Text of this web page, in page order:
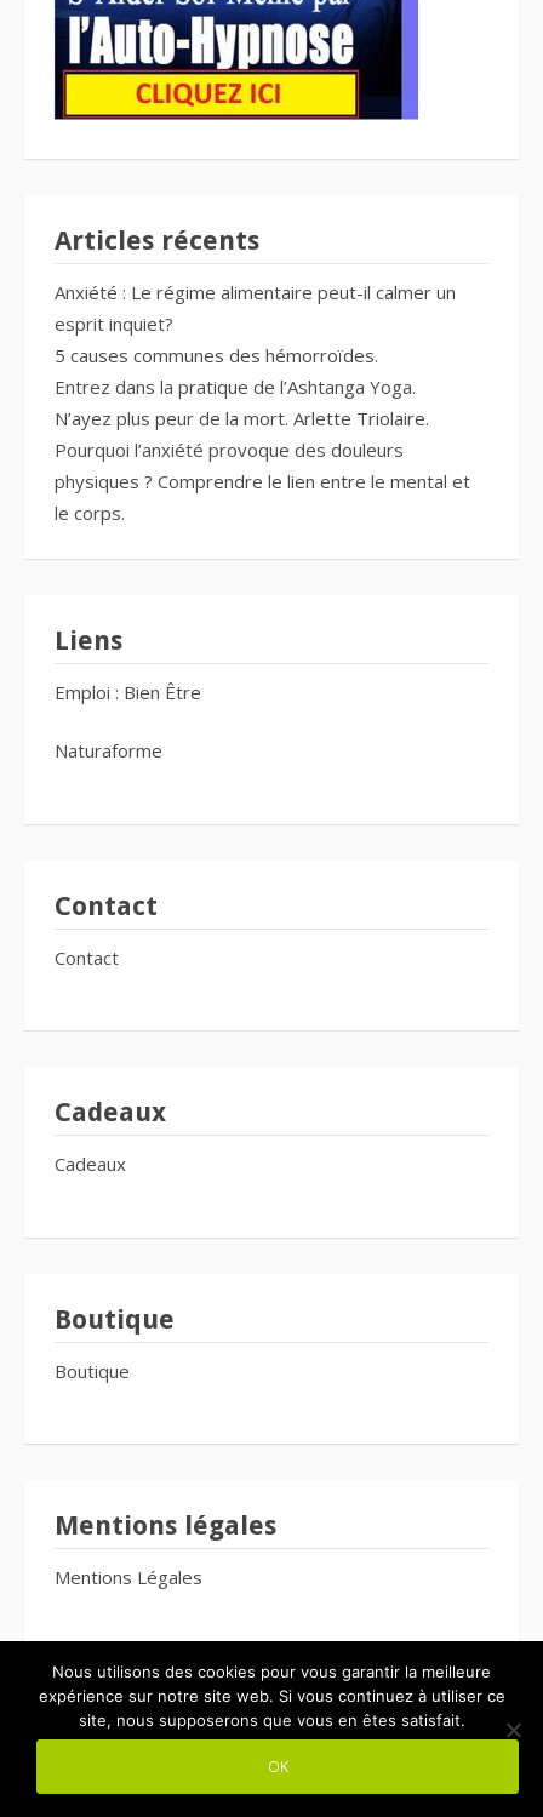
Articles récents
Anxiété : Le régime alimentaire peut-il calmer un
esprit inquiet?
5 causes communes des hémorroïdes.
Entrez dans la pratique de l’Ashtanga Yoga.
N’ayez plus peur de la mort. Arlette Triolaire.
Pourquoi l’anxiété provoque des douleurs
physiques ? Comprendre le lien entre le mental et
le corps.
Liens
Emploi : Bien Être
Naturaforme
Contact
Contact
Cadeaux
Cadeaux
Boutique
Boutique
Mentions légales
Mentions Légales
Thème Fooding par
Nous utilisons des cookies pour vous garantir la meilleure
expérience sur notre site web. Si vous continuez à utiliser ce
site, nous supposerons que vous en êtes satisfait.
OK